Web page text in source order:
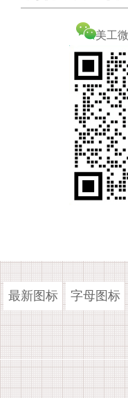
美工微
最新图标 字母图标